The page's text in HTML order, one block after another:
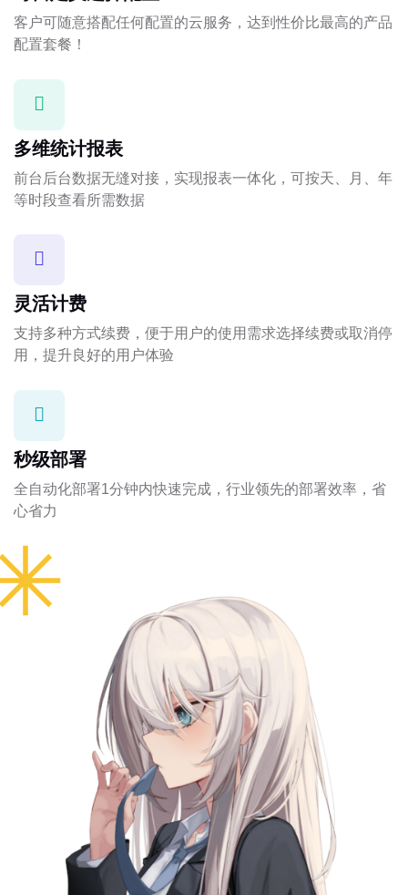
客户可随意搭配任何配置的云服务，达到性价比最高的产品
配置套餐！
多维统计报表
前台后台数据无缝对接，实现报表一体化，可按天、月、年
等时段查看所需数据
灵活计费
支持多种方式续费，便于用户的使用需求选择续费或取消停
用，提升良好的用户体验
秒级部署
全自动化部署1分钟内快速完成，行业领先的部署效率，省
心省力